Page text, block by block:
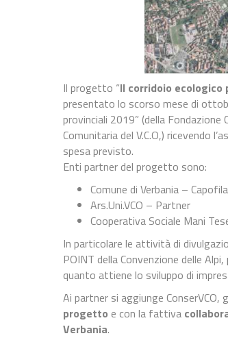
Il progetto “Il corridoio
presentato lo scorso mese di
provinciali 2019” (della
Comunitaria del V.C.O,) ricevendo
spesa previsto.
Enti partner del progetto sono:
Comune di Verbania – Capofila
Ars.Uni.VCO – Partner
Cooperativa Sociale Mani
In particolare le attività di
POINT della Convenzione delle
quanto attiene lo sviluppo di
Ai partner si aggiunge
progetto e con la fattiva
Verbania.